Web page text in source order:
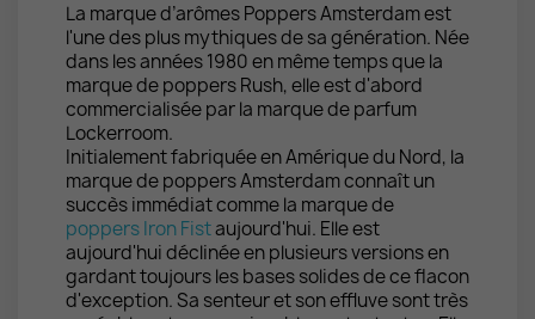
La marque d’arômes Poppers Amsterdam est
l'une des plus mythiques de sa génération. Née
dans les années 1980 en même temps que la
marque de poppers Rush, elle est d'abord
commercialisée par la marque de parfum
Lockerroom.
Initialement fabriquée en Amérique du Nord, la
marque de poppers Amsterdam connaît un
succès immédiat comme la marque de
poppers Iron Fistaujourd'hui. Elle est
aujourd'hui déclinée en plusieurs versions en
gardant toujours les bases solides de ce flacon
d'exception. Sa senteur et son effluve sont très